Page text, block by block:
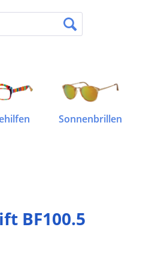
Sonnenbrillen
BF100.5